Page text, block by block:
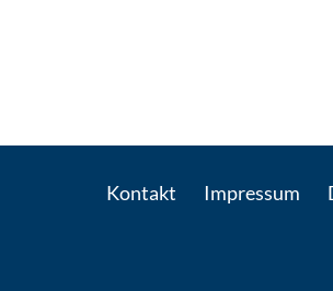
Kontakt Impressum